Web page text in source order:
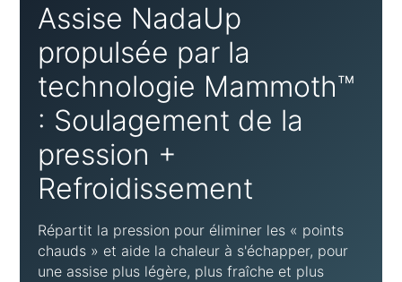
Assise NadaUp
propulsée par la
technologie Mammoth™
: Soulagement de la
pression +
Refroidissement
Répartit la pression pour éliminer les « points
chauds » et aide la chaleur à s'échapper, pour
une assise plus légère, plus fraîche et plus